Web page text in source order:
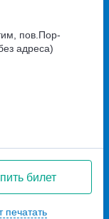
билет
печатать
пов.Пор-
адреса)